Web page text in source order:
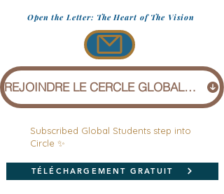
Open the Letter: The Heart of The Vision
REJOINDRE LE CERCLE GLOBAL (1 £)
Subscribed Global Students step into
Circle ✨
TÉLÉCHARGEMENT GRATUIT